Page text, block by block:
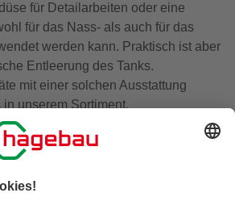
für Detailarbeiten oder eine
für das Nass- als auch für das
werden kann. Praktisch ist aber
Entleerung des Tanks.
mit einer solchen Ausstattung
unserem Sortiment.
genießen bei der
und Pool.